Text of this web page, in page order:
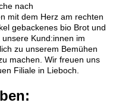
nach
mit dem Herz am rechten
gebackenes bio Brot und
Kund:innen im
zu unserem Bemühen
machen. Wir freuen uns
Filiale in Lieboch.